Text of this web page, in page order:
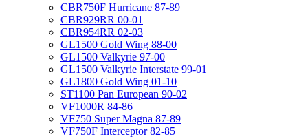
CBR750F Hurricane 87-89
CBR929RR 00-01
CBR954RR 02-03
GL1500 Gold Wing 88-00
GL1500 Valkyrie 97-00
GL1500 Valkyrie Interstate 99-01
GL1800 Gold Wing 01-10
ST1100 Pan European 90-02
VF1000R 84-86
VF750 Super Magna 87-89
VF750F Interceptor 82-85